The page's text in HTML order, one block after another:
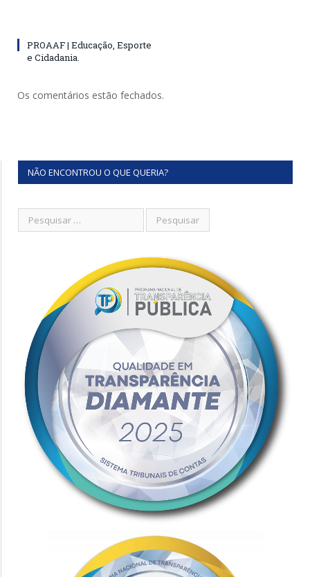
PROAAF | Educação, Esporte
e Cidadania.
Os comentários estão fechados.
NÃO ENCONTROU O QUE QUERIA?